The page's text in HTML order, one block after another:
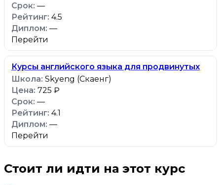
—
4.5
—
Перейти
Курсы английского языка для продвинутых
Skyeng (Скаенг)
725 ₽
—
4.1
—
Перейти
Стоит ли идти на этот курс